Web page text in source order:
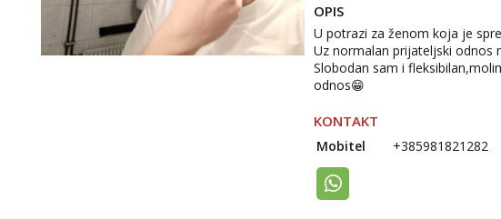
OPIS
U potrazi za ženom koja je
Uz normalan prijateljski odnos
Slobodan sam i
odnos😁
KONTAKT
Mobitel +385981821282